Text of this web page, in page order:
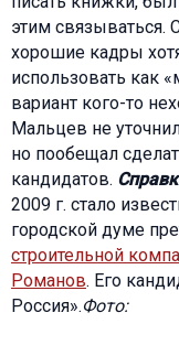
этим связываться.
хорошие кадры
использовать как
вариант кого-то
Мальцев не
но пообещал
кандидатов.
2009 г. стало
городской думе
строительной
Романов. Его
Россия».Фото: